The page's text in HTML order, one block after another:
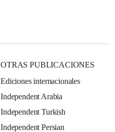
OTRAS PUBLICACIONES
Ediciones internacionales
Independent Arabia
Independent Turkish
Independent Persian